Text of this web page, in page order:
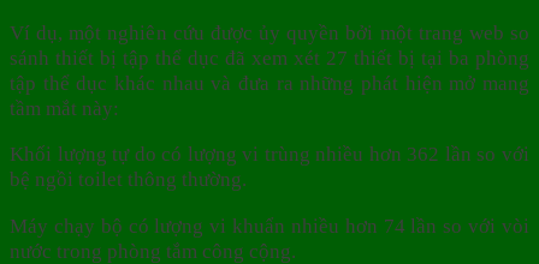
Ví dụ, một nghiên cứu được ủy quyền bởi một trang web so
sánh thiết bị tập thể dục đã xem xét 27 thiết bị tại ba phòng
tập thể dục khác nhau và đưa ra những phát hiện mở mang
tầm mắt này:
Khối lượng tự do có lượng vi trùng nhiều hơn 362 lần so với
bệ ngồi toilet thông thường.
Máy chạy bộ có lượng vi khuẩn nhiều hơn 74 lần so với vòi
nước trong phòng tắm công cộng.